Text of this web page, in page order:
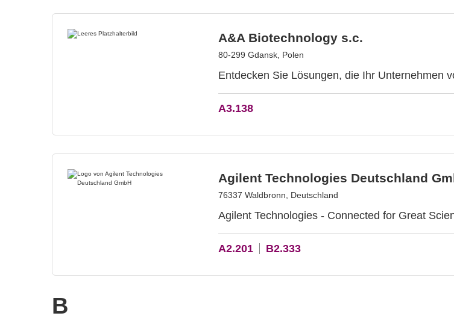
A&A Biotechnology s.c.
80-299 Gdansk, Polen
Entdecken Sie Lösungen, die Ihr Unternehmen
A3.138
Agilent Technologies Deutschland
76337 Waldbronn, Deutschland
Agilent Technologies - Connected for Great
A2.201 B2.333
B